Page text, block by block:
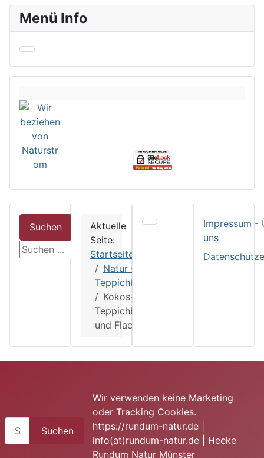
Menü Info
Suchen
suchen
Aktuelle
Seite:
Startseite
Natur -
Teppichboden
Kokos-
Teppichboden
und Flachs
Impressum -
uns
Suchen
Wir verwenden keine Marketing
oder Tracking Cookies.
https://rundum-natur.de |
info(at)rundum-natur.de | Heeke
Rundum Natur Münster